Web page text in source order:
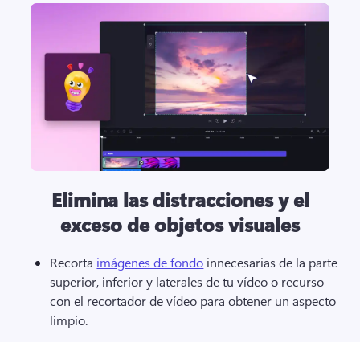
Elimina las distracciones y el
exceso de objetos visuales
Recorta imágenes de fondo innecesarias de la parte
superior, inferior y laterales de tu vídeo o recurso
con el recortador de vídeo para obtener un aspecto
limpio.